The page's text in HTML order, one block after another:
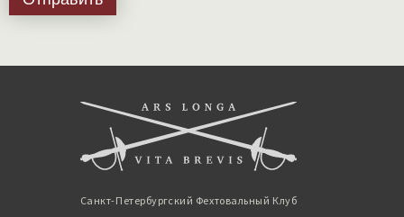
Санкт-Петербургский Фехтовальный Клуб